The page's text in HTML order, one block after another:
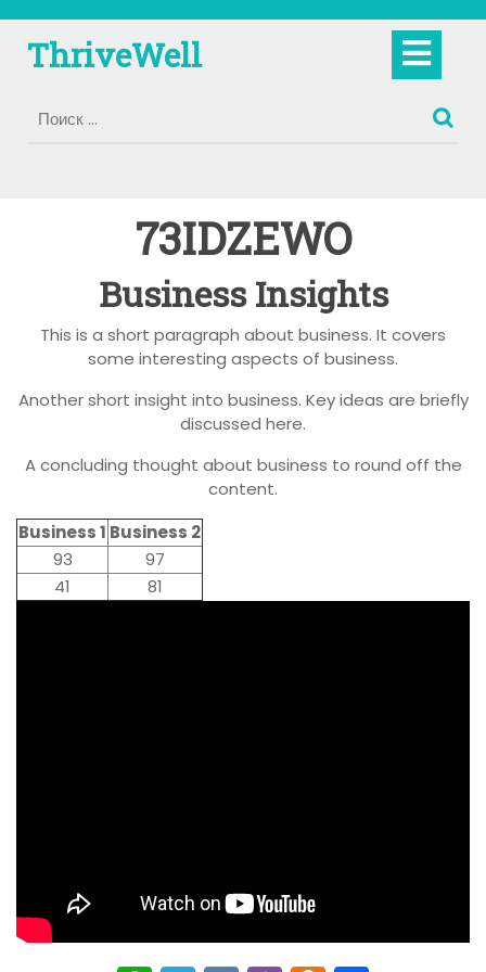
содержимому
ThriveWell
73IDZEWO
Business Insights
This is a short paragraph about business. It covers
some interesting aspects of business.
Another short insight into business. Key ideas are briefly
discussed here.
A concluding thought about business to round off the
content.
Business 1 Business 2
93
97
41
81